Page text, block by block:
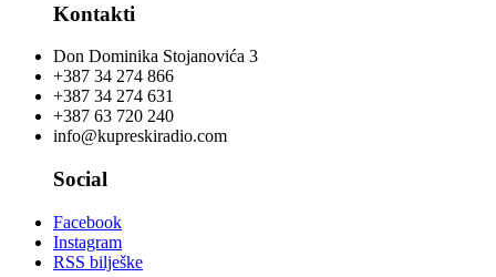
Kontakti
Don Dominika Stojanovića 3
+387 34 274 866
+387 34 274 631
+387 63 720 240
info@kupreskiradio.com
Social
Facebook
Instagram
RSS bilješke